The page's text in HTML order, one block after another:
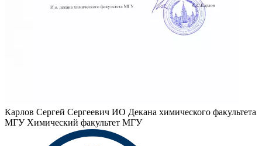
Карлов Сергей Сергеевич ИО Декана химического факультета
МГУ Химический факультет МГУ